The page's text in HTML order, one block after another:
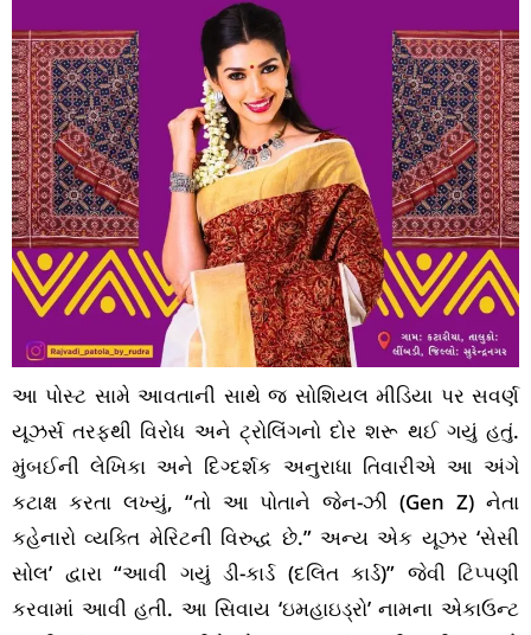
આ પોસ્ટ સામે આવતાની સાથે જ સોશિયલ મીડિયા પર સવર્ણ
યૂઝર્સ તરફથી વિરોધ અને ટ્રોલિંગનો દોર શરૂ થઈ ગયું હતું.
મુંબઈની લેખિકા અને દિગ્દર્શક અનુરાધા તિવારીએ આ અંગે
કટાક્ષ કરતા લખ્યું, “તો આ પોતાને જેન-ઝી (Gen Z) નેતા
કહેનારો વ્યક્તિ મેરિટની વિરુદ્ધ છે.” અન્ય એક યૂઝર ‘સેસી
સોલ’ દ્વારા “આવી ગયું ડી-કાર્ડ (દલિત કાર્ડ)” જેવી ટિપ્પણી
કરવામાં આવી હતી. આ સિવાય ‘ઇમહાઇડ્રો’ નામના એકાઉન્ટ